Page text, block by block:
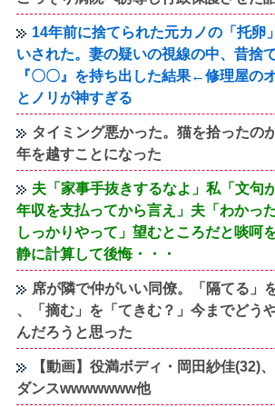
14年前に捨てられた元カノの「托卵
いされた。妻の疑いの視線の中、昔捨
『〇〇』を持ち出した結果←修理屋の
とノリが神すぎる
タイミング悪かった。猫を拾ったの
年を越すことになった
夫「家事手抜きするなよ」私「文句
年収を支払ってから言え」夫「わかっ
しっかりやって」望むところだと啖呵
静に計算して後悔・・・
席が隣で仲がいい同僚。「隔てる」
、「摘む」を「てきむ？」今までどう
んだろうと思った
【動画】役満ボディ・岡田紗佳(32)
ダンスwwwwwww他